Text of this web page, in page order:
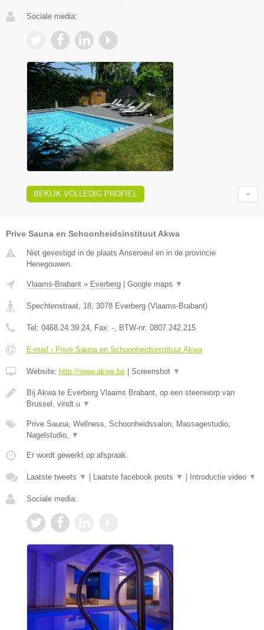
Sociale media:
BEKIJK VOLLEDIG PROFIEL
Prive Sauna en Schoonheidsinstituut Akwa
Niet gevestigd in de plaats Anseroeul en in de provincie
Henegouwen.
Vlaams-Brabant » Everberg Google maps ▼
Spechtenstraat, 18, 3078 Everberg (Vlaams-Brabant)
Tel: 0468.24.39.24, Fax: -, BTW-nr: 0807.242.215
E-mail › Prive Sauna en Schoonheidsinstituut Akwa
Website: http://www.akwa.be Screenshot ▼
Bij Akwa te Everberg Vlaams Brabant, op een steenworp van
Brussel, vindt u ▼
Prive Sauna, Wellness, Schoonheidssalon, Massagestudio,
Nagelstudio, ▼
Er wordt gewerkt op afspraak.
Laatste tweets ▼ Laatste facebook posts ▼ Introductie video ▼
Sociale media: